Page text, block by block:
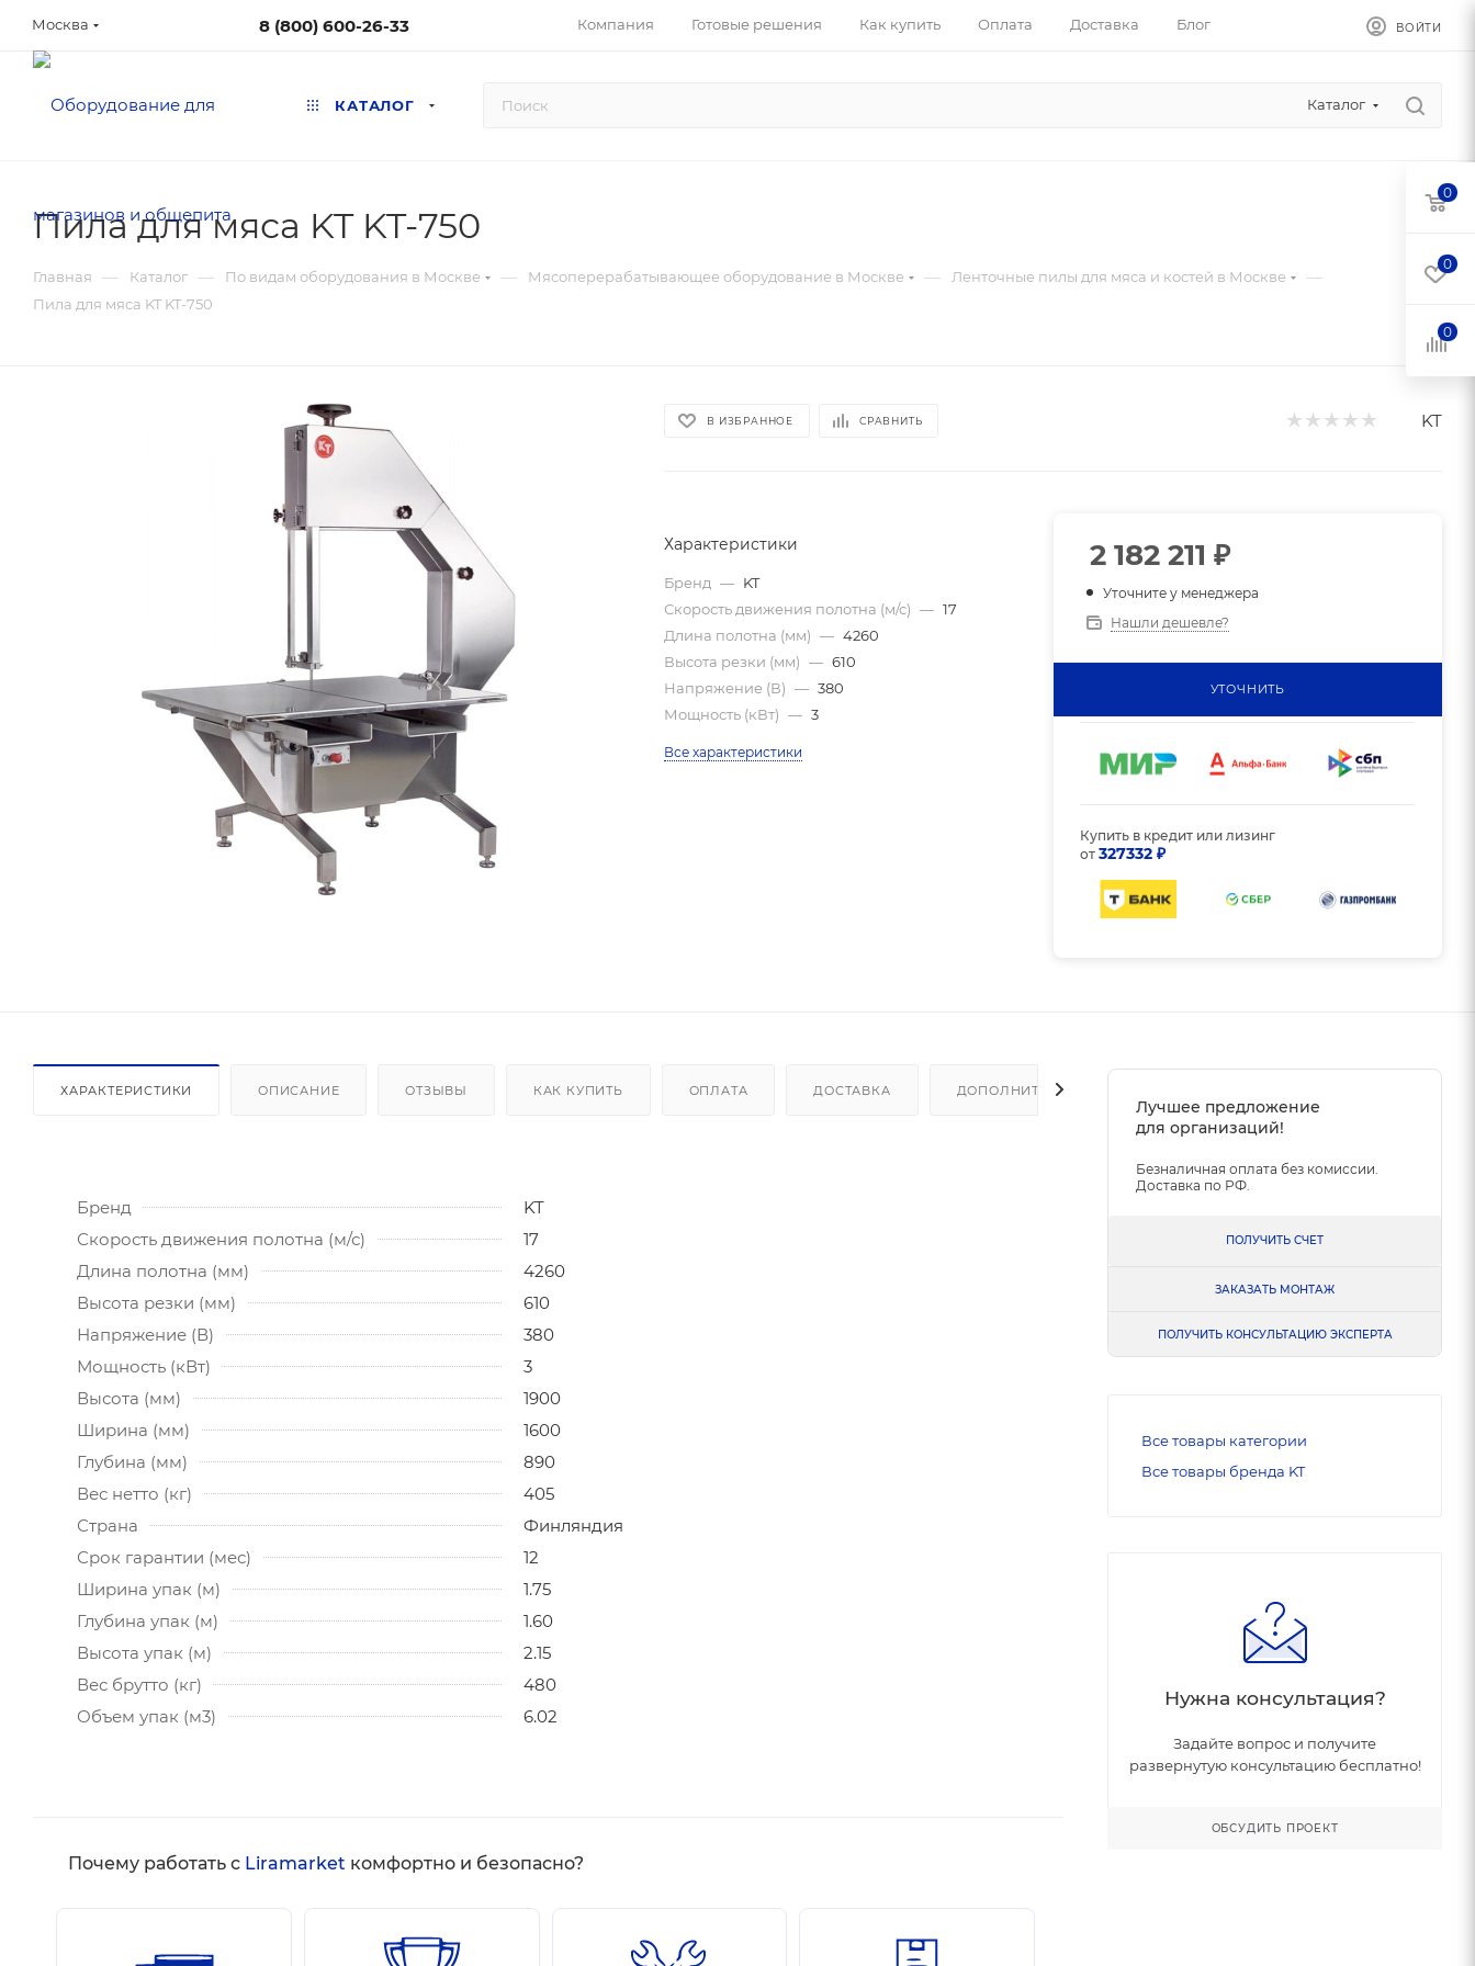
Москва 8 (800) 600-26-33 Компания Готовые решения Как купить Оплата Доставка Блог ВОЙТИ
КАТАЛОГ Каталог
Пила для мяса KT KT-750
Главная — Каталог — По видам оборудования в Москве — Мясоперерабатывающее оборудование в Москве — Ленточные пилы для мяса и костей в Москве —
Пила для мяса KT KT-750
В ИЗБРАННОЕ СРАВНИТЬ KT
Характеристики
Бренд — KT
Скорость движения полотна (м/с) — 17
Длина полотна (мм) — 4260
Высота резки (мм) — 610
Напряжение (В) — 380
Мощность (кВт) — 3
Все характеристики
2 182 211 ₽
Уточните у менеджера
Нашли дешевле?
УТОЧНИТЬ
Купить в кредит или лизинг
от327332 ₽
ХАРАКТЕРИСТИКИ ОПИСАНИЕ ОТЗЫВЫ КАК КУПИТЬ ОПЛАТА ДОСТАВКА ДОПОЛНИТЕЛЬНО
Бренд
KT
Скорость движения полотна (м/с)
17
Длина полотна (мм)
4260
Высота резки (мм)
610
Напряжение (В)
380
Мощность (кВт)
3
Высота (мм)
1900
Ширина (мм)
1600
Глубина (мм)
890
Вес нетто (кг)
405
Страна
Финляндия
Срок гарантии (мес)
12
Ширина упак (м)
1.75
Глубина упак (м)
1.60
Высота упак (м)
2.15
Вес брутто (кг)
480
Объем упак (м3)
6.02
Почему работать с Liramarket комфортно и безопасно?
Лучшее предложение
для организаций!
Безналичная оплата без комиссии.
Доставка по РФ.
ПОЛУЧИТЬ СЧЕТ
ЗАКАЗАТЬ МОНТАЖ
ПОЛУЧИТЬ КОНСУЛЬТАЦИЮ ЭКСПЕРТА
Все товары категории
Все товары бренда KT
Нужна консультация?
Задайте вопрос и получите
развернутую консультацию бесплатно!
ОБСУДИТЬ ПРОЕКТ
0
0
0